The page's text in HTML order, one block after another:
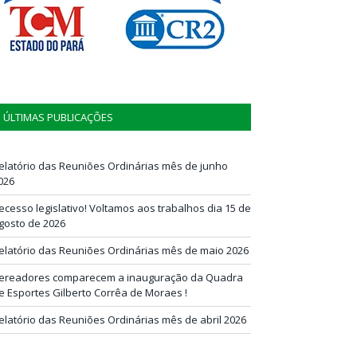
ÚLTIMAS PUBLICAÇÕES
das Reuniões Ordinárias mês de junho
legislativo! Voltamos aos trabalhos dia 15 de
de 2026
das Reuniões Ordinárias mês de maio 2026
comparecem a inauguração da Quadra
Esportes Gilberto Corrêa de Moraes !
das Reuniões Ordinárias mês de abril 2026